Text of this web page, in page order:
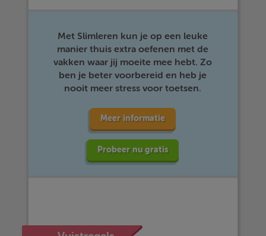
Met Slimleren kun je op een leuke
manier thuis extra oefenen met de
vakken waar jij moeite mee hebt. Zo
ben je beter voorbereid en heb je
nooit meer stress voor toetsen.
Meer informatie
Probeer nu gratis